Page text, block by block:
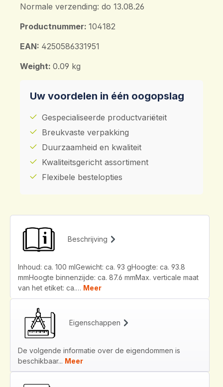
Normale verzending: do 13.08.26
Productnummer: 104182
EAN: 4250586331951
Weight: 0.09 kg
Uw voordelen in één oogopslag
Gespecialiseerde productvariëteit
Breukvaste verpakking
Duurzaamheid en kwaliteit
Kwaliteitsgericht assortiment
Flexibele bestelopties
Beschrijving
Inhoud: ca. 100 mlGewicht: ca. 93 gHoogte: ca. 93.8
mmHoogte binnenzijde: ca. 87.6 mmMax. verticale maat
van het etiket: ca.… Meer
Eigenschappen
De volgende informatie over de eigendommen is
beschikbaar... Meer